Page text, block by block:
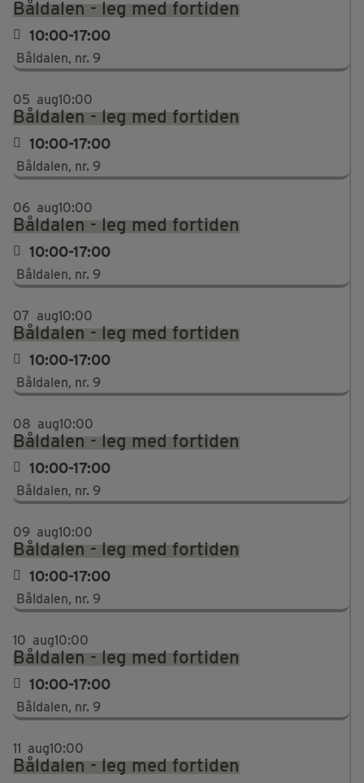
Båldalen - leg med fortiden
10:00-17:00
Båldalen, nr. 9
05 aug10:00
Båldalen - leg med fortiden
10:00-17:00
Båldalen, nr. 9
06 aug10:00
Båldalen - leg med fortiden
10:00-17:00
Båldalen, nr. 9
07 aug10:00
Båldalen - leg med fortiden
10:00-17:00
Båldalen, nr. 9
08 aug10:00
Båldalen - leg med fortiden
10:00-17:00
Båldalen, nr. 9
09 aug10:00
Båldalen - leg med fortiden
10:00-17:00
Båldalen, nr. 9
10 aug10:00
Båldalen - leg med fortiden
10:00-17:00
Båldalen, nr. 9
11 aug10:00
Båldalen - leg med fortiden